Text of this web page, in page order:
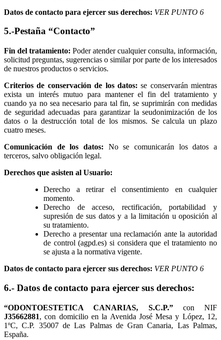
Datos de contacto para ejercer sus derechos: VER PUNTO 6
5.-Pestaña “Contacto”
Fin del tratamiento: Poder atender cualquier consulta, información,
solicitud preguntas, sugerencias o similar por parte de los interesados
de nuestros productos o servicios.
Criterios de conservación de los datos: se conservarán mientras
exista un interés mutuo para mantener el fin del tratamiento y
cuando ya no sea necesario para tal fin, se suprimirán con medidas
de seguridad adecuadas para garantizar la seudonimización de los
datos o la destrucción total de los mismos. Se calcula un plazo
cuatro meses.
Comunicación de los datos: No se comunicarán los datos a
terceros, salvo obligación legal.
Derechos que asisten al Usuario:
Derecho a retirar el consentimiento en cualquier
momento.
Derecho de acceso, rectificación, portabilidad y
supresión de sus datos y a la limitación u oposición al
su tratamiento.
Derecho a presentar una reclamación ante la autoridad
de control (agpd.es) si considera que el tratamiento no
se ajusta a la normativa vigente.
Datos de contacto para ejercer sus derechos: VER PUNTO 6
6.- Datos de contacto para ejercer sus derechos:
“ODONTOESTETICA CANARIAS, S.C.P.” con NIF
J35662881, con domicilio en la Avenida José Mesa y López, 12,
1ºC, C.P. 35007 de Las Palmas de Gran Canaria, Las Palmas,
España.